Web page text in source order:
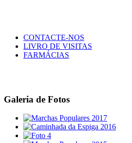
CONTACTE-NOS
LIVRO DE VISITAS
FARMÁCIAS
Galeria de Fotos